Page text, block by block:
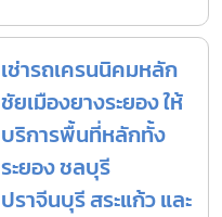
เช่ารถเครนนิคมหลัก
ชัยเมืองยางระยอง ให้
บริการพื้นที่หลักทั้ง
ระยอง ชลบุรี
ปราจีนบุรี สระแก้ว และ